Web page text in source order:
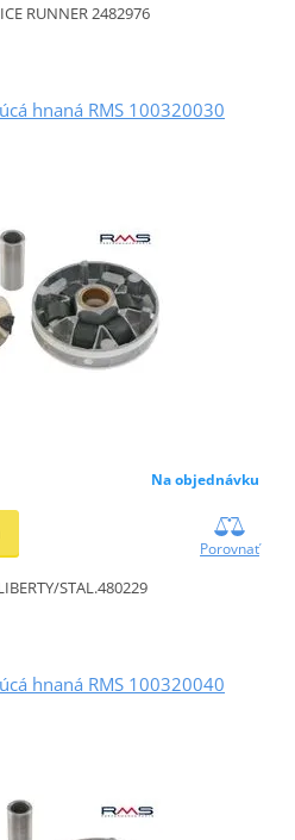
RUNNER 2482976
hnaná RMS 100320030
Na objednávku
Porovnať
STAL.480229
hnaná RMS 100320040